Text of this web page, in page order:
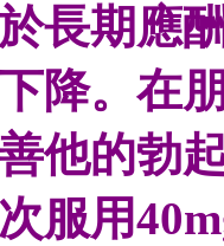
長期應
降。在
他的勃
服用